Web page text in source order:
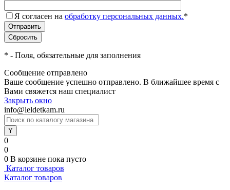
Я согласен на обработку персональных данных.*
* - Поля, обязательные для заполнения
Сообщение отправлено
Ваше сообщение успешно отправлено. В ближайшее время с
Вами свяжется наш специалист
Закрыть окно
info@leldetkam.ru
0
0
0 В корзине пока пусто
Каталог товаров
Каталог товаров